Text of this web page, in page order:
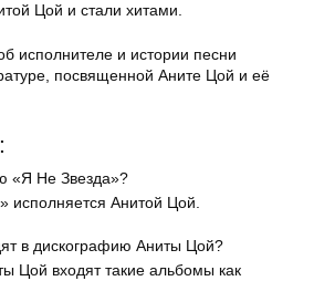
Цой и стали хитами.
исполнителе и истории песни
посвященной Аните Цой и её
«Я Не Звезда»?
исполняется Анитой Цой.
в дискографию Аниты Цой?
Цой входят такие альбомы как